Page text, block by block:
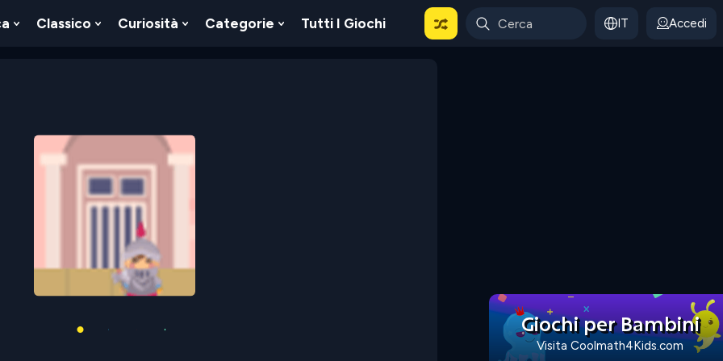
Show
Classico
Show
Curiosità
Show
Categorie
Show
Tutti I Giochi IT Accedi
Giochi per Bambini
Visita Coolmath4Kids.com